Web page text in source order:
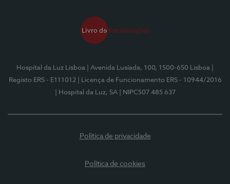
Hospital da Luz Lisboa | Avenida Lusíada, 100, 1500-650 Lisboa
Registo ERS - E111012
| Licença de Funcionamento ERS - 10944/2016
| Hospital da Luz, SA
| NIPC507 485 637
Política de privacidade
Política de cookies